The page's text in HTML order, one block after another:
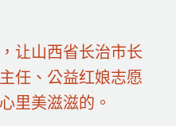
让山西省长治市长
任、公益红娘志愿
里美滋滋的。